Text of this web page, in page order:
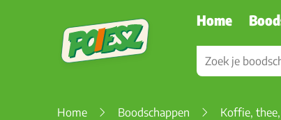
Home
Home Boodschappen Koffie,